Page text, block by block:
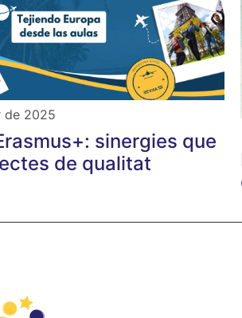
de 2025
sinergies que
de qualitat